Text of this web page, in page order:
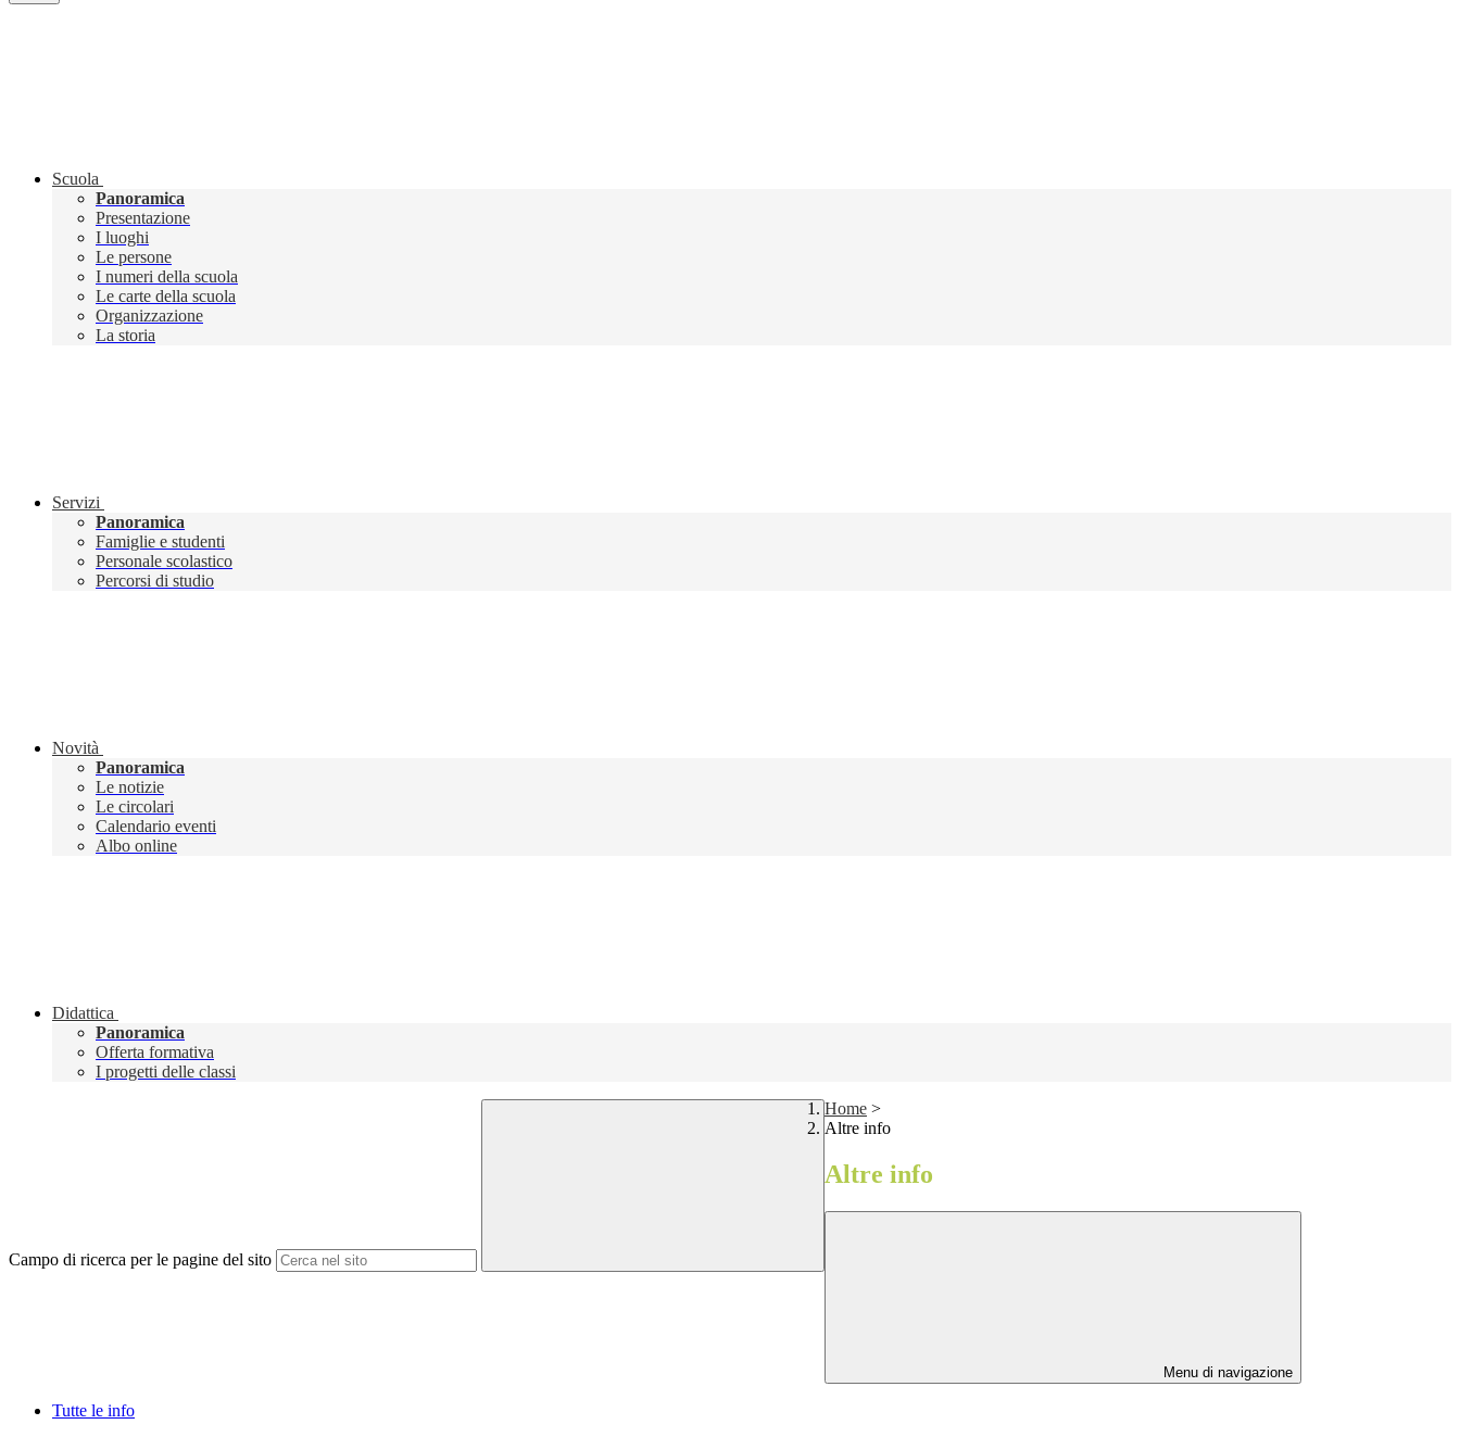
Scuola
Panoramica
Presentazione
I luoghi
Le persone
I numeri della scuola
Le carte della scuola
Organizzazione
La storia
Servizi
Panoramica
Famiglie e studenti
Personale scolastico
Percorsi di studio
Novità
Panoramica
Le notizie
Le circolari
Calendario eventi
Albo online
Didattica
Panoramica
Offerta formativa
I progetti delle classi
Campo di ricerca per le pagine del sito
Home >
Altre info
Altre info
Menu di navigazione
Tutte le info